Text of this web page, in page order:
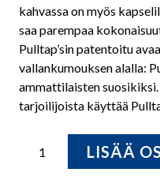
kahvassa on myös
saa parempaa
Pulltap’sin patentoitu
vallankumouksen alalla:
ammattilaisten suosikiksi.
tarjoilijoista käyttää
Pwc
LISÄÄ